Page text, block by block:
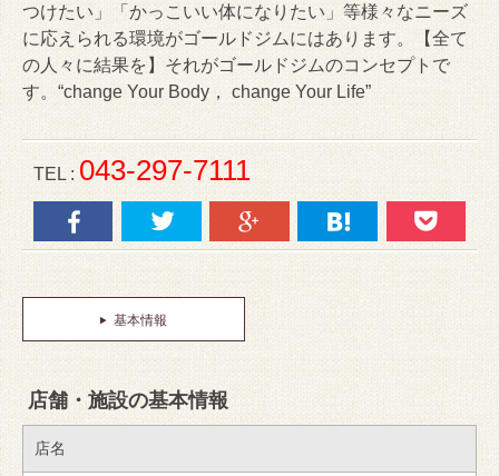
つけたい」「かっこいい体になりたい」等様々なニーズ
に応えられる環境がゴールドジムにはあります。【全て
の人々に結果を】それがゴールドジムのコンセプトで
す。“change Your Body， change Your Life”
TEL : 043-297-7111
基本情報
店舗・施設の基本情報
店名